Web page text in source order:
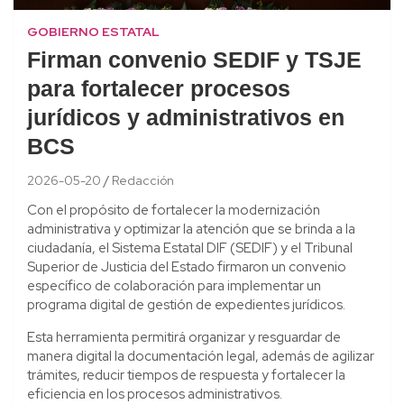
GOBIERNO ESTATAL
Firman convenio SEDIF y TSJE
para fortalecer procesos
jurídicos y administrativos en
BCS
2026-05-20 Redacción
Con el propósito de fortalecer la modernización
administrativa y optimizar la atención que se brinda a la
ciudadanía, el Sistema Estatal DIF (SEDIF) y el Tribunal
Superior de Justicia del Estado firmaron un convenio
específico de colaboración para implementar un
programa digital de gestión de expedientes jurídicos.
Esta herramienta permitirá organizar y resguardar de
manera digital la documentación legal, además de agilizar
trámites, reducir tiempos de respuesta y fortalecer la
eficiencia en los procesos administrativos.